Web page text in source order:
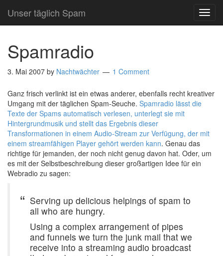
Unser täglich Spam
Spamradio
3. Mai 2007 by Nachtwächter 1 Comment
Ganz frisch verlinkt ist ein etwas anderer, ebenfalls recht kreativer
Umgang mit der täglichen Spam-Seuche. Spamradio lässt die
Texte der Spams automatisch verlesen, unterlegt sie mit
Hintergrundmusik und stellt das Ergebnis dieser
Transformationen in einem Audio-Stream zur Verfügung, der mit
einem streamfähigen Player gehört werden kann. Genau das
richtige für jemanden, der noch nicht genug davon hat. Oder, um
es mit der Selbstbeschreibung dieser großartigen Idee für ein
Webradio zu sagen:
Serving up delicious helpings of spam to
all who are hungry.
Using a complex arrangement of pipes
and funnels we turn the junk mail that we
receive into a streaming audio broadcast